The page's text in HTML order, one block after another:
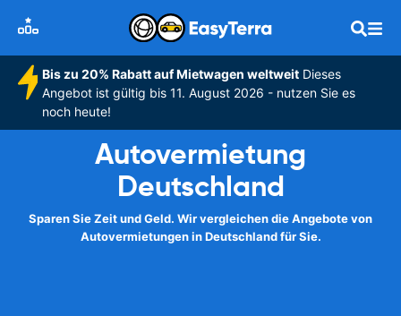
Bis zu 20% Rabatt auf Mietwagen weltweitDieses
Angebot ist gültig bis 11. August 2026 - nutzen Sie es
noch heute!
Autovermietung
Deutschland
Sparen Sie Zeit und Geld. Wir vergleichen die Angebote von
Autovermietungen in Deutschland für Sie.